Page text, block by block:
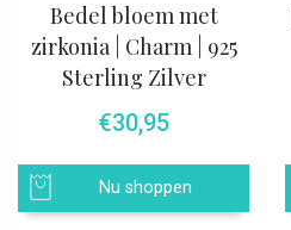
Bedel bloem met
zirkonia | Charm | 925
Sterling Zilver
€30,95
Nu shoppen